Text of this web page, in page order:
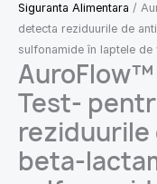
Siguranta Alimentara /
detecta reziduurile de
sulfonamide în laptele de
AuroFlow™
Test-
beta-